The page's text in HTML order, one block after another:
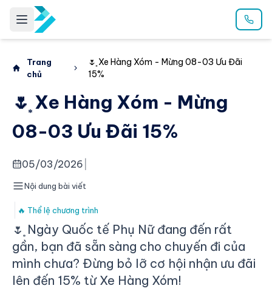
Trang
chủ
🌷͙ Xe Hàng Xóm - Mừng 08-03 Ưu Đãi
15%
🌷͙ Xe Hàng Xóm - Mừng
08-03 Ưu Đãi 15%
05/03/2026
Nội dung bài viết
🔥 Thể lệ chương trình
🌷͙ Ngày Quốc tế Phụ Nữ đang đến rất
gần, bạn đã sẵn sàng cho chuyến đi của
mình chưa? Đừng bỏ lỡ cơ hội nhận ưu đãi
lên đến 15% từ Xe Hàng Xóm!